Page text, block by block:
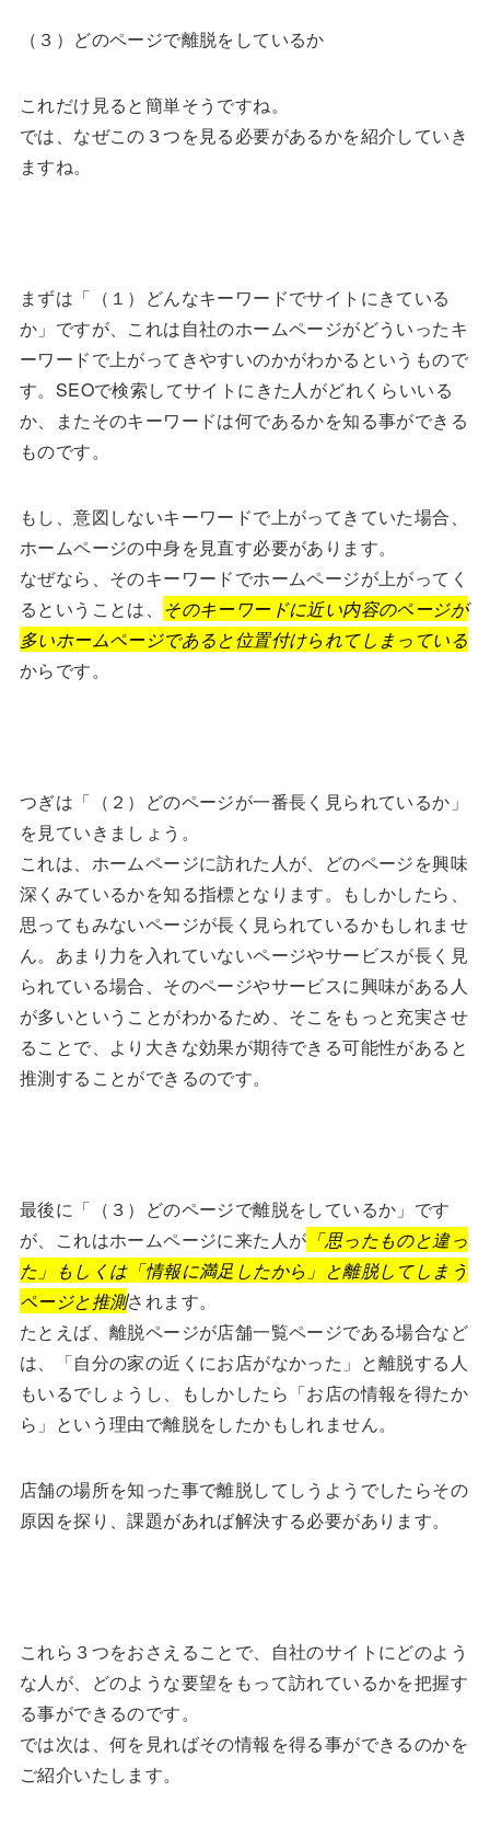
（３）どのページで離脱をしているか
これだけ見ると簡単そうですね。
では、なぜこの３つを見る必要があるかを紹介していき
ますね。
まずは「（１）どんなキーワードでサイトにきている
か」ですが、これは自社のホームページがどういったキ
ーワードで上がってきやすいのかがわかるというもので
す。SEOで検索してサイトにきた人がどれくらいいる
か、またそのキーワードは何であるかを知る事ができる
ものです。
もし、意図しないキーワードで上がってきていた場合、
ホームページの中身を見直す必要があります。
なぜなら、そのキーワードでホームページが上がってく
るということは、 そのキーワードに近い内容のページが
多いホームページであると位置付けられてしまっている
からです。
つぎは「（２）どのページが一番長く見られているか」
を見ていきましょう。
これは、ホームページに訪れた人が、どのページを興味
深くみているかを知る指標となります。もしかしたら、
思ってもみないページが長く見られているかもしれませ
ん。あまり力を入れていないページやサービスが長く見
られている場合、そのページやサービスに興味がある人
が多いということがわかるため、そこをもっと充実させ
ることで、より大きな効果が期待できる可能性があると
推測することができるのです。
最後に「（３）どのページで離脱をしているか」です
が、これはホームページに来た人が 「思ったものと違っ
た」もしくは「情報に満足したから」と離脱してしまう
ページと推測されます。
たとえば、離脱ページが店舗一覧ページである場合など
は、「自分の家の近くにお店がなかった」と離脱する人
もいるでしょうし、もしかしたら「お店の情報を得たか
ら」という理由で離脱をしたかもしれません。
店舗の場所を知った事で離脱してしうようでしたらその
原因を探り、課題があれば解決する必要があります。
これら３つをおさえることで、自社のサイトにどのよう
な人が、どのような要望をもって訪れているかを把握す
る事ができるのです。
では次は、何を見ればその情報を得る事ができるのかを
ご紹介いたします。